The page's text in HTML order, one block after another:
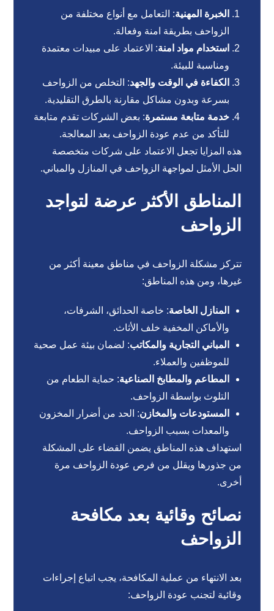
الخبرة المهنية: التعامل مع أنواع مختلفة من
الزواحف بطريقة امنة وفعالة.
استخدام مواد امنة: الاعتماد على مبيدات معتمدة
ومناسبة للبيئة.
الكفاءة في الوقت والجهد: التخلص من الزواحف
بسرعة وبدون مشاكل مقارنة بالطرق التقليدية.
خدمة متابعة مستمرة: بعض الشركات تقدم متابعة
للتأكد من عدم عودة الزواحف بعد المعالجة.
هذه المزايا تجعل الاعتماد على شركات متخصصة
الحل الأمثل لمواجهة الزواحف في المنازل والمباني.
المناطق الأكثر عرضة لتواجد
الزواحف
تتركز مشكلة الزواحف في مناطق معينة أكثر من
غيرها، ومن هذه المناطق:
المنازل الخاصة: خاصة الحدائق، الشرفات،
والأماكن المخفية خلف الأثاث.
المباني التجارية والمكاتب: لضمان بيئة عمل صحية
للموظفين والعملاء.
المطاعم والمطابخ الصناعية: حماية الطعام من
التلوث بواسطة الزواحف.
المستودعات والمخازن: الحد من أضرار المخزون
والمعدات بسبب الزواحف.
استهداف هذه المناطق يضمن القضاء على المشكلة
من جذورها ويقلل من فرص عودة الزواحف مرة
أخرى.
نصائح وقائية بعد مكافحة
الزواحف
بعد الانتهاء من عملية المكافحة، يجب اتباع إجراءات
وقائية لتجنب عودة الزواحف: